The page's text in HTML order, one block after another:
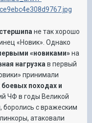
не так хорошо
«Новик». Однако
«новиками» на
нагрузка в первый
принимали
боевых походах и
ЧФ в годы Великой
боролись с вражеским
атаковали